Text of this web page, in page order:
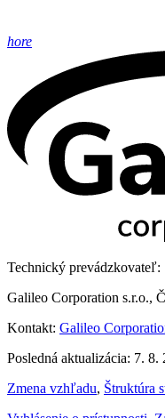
hore
Technický prevádzkovateľ:
Galileo Corporation s.r.o.,
Kontakt: Galileo
Posledná aktualizácia: 7. 8.
Zmena vzhľadu, Štruktúra